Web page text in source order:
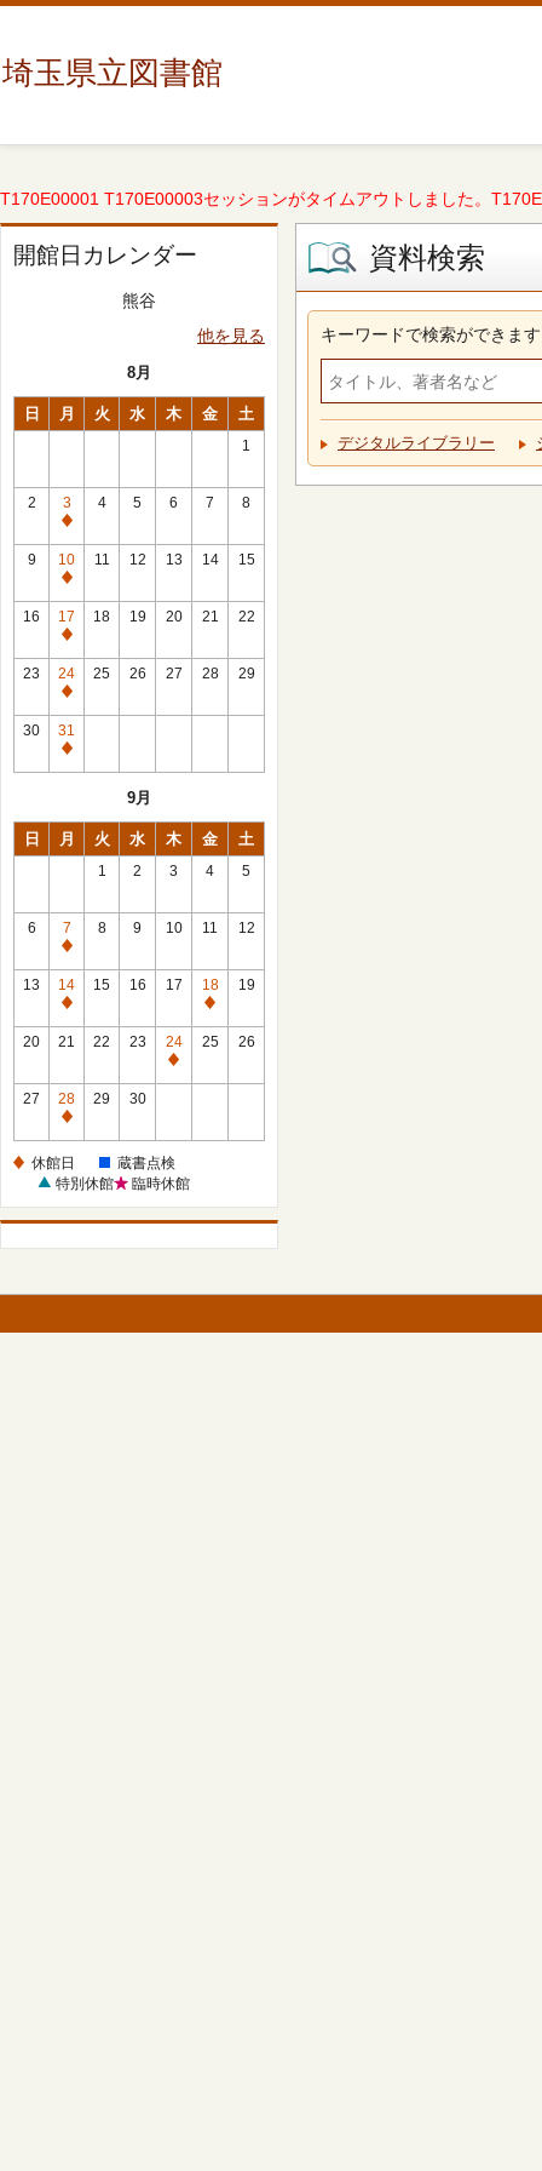
埼玉県立図書館
T170E00001 T170E00003セッションがタイムアウトしました。
開館日カレンダー
熊谷
他を見る
8月
日 月 火 水 木 金 土
1
2
3
休
館
日
4 5 6 7 8
9
10
休
館
日
11 12 13 14 15
16
17
休
館
日
18 19 20 21 22
23
24
休
館
日
25 26 27 28 29
30
31
休
9月
日 月 火 水 木 金 土
1 2 3 4 5
6
7
休
館
日
8 9 10 11 12
13
14
休
館
15 16 17
18
休
館
19
20 21 22 23
24
休
25 26
27
28
休
日
29 30
休館日
蔵書点検
特別休館
臨時休館
資料検索
キーワードで検索ができます
デジタルライブラリー